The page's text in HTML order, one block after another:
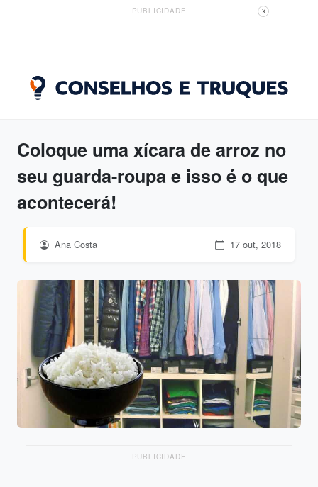
PUBLICIDADE X
Coloque uma xícara de arroz no
seu guarda-roupa e isso é o que
acontecerá!
Ana Costa 17 out, 2018
PUBLICIDADE